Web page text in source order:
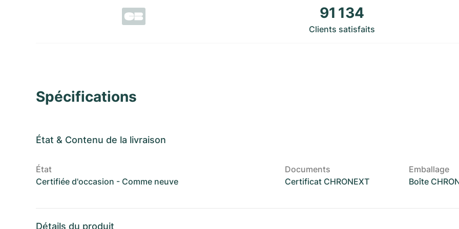
91 134
Clients satisfaits
Spécifications
État & Contenu de la livraison
État
Certifiée d'occasion - Comme neuve
Documents
Certificat CHRONEXT
Emballage
Boîte
Détails du produit